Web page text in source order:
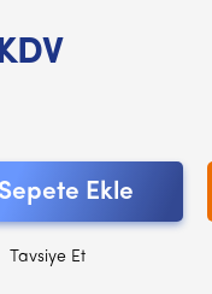
Sepete Ekle
Tavsiye Et